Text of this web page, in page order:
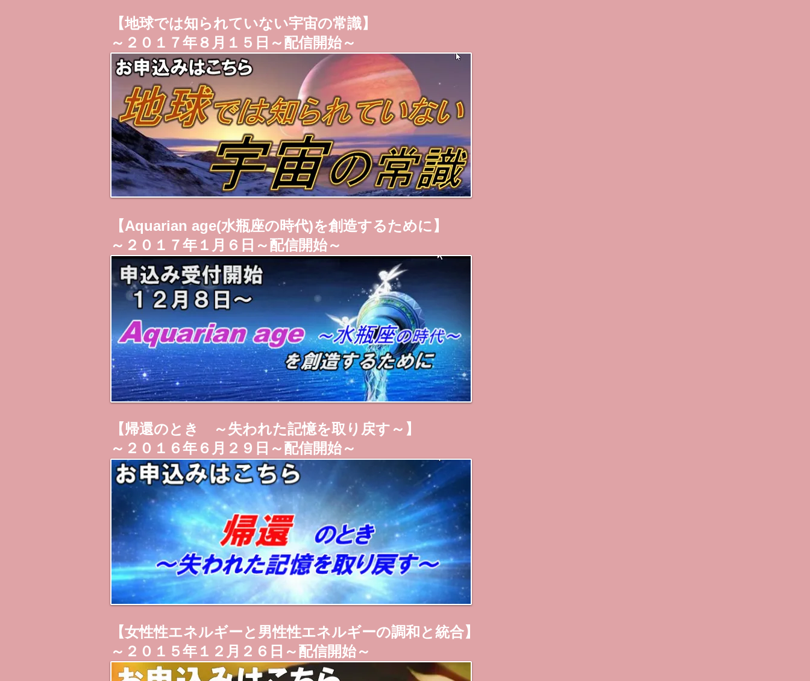
【地球では知られていない宇宙の常識】
～２０１７年８月１５日～配信開始～
【Aquarian age(水瓶座の時代)を創造するために】
～２０１７年１月６日～配信開始～
【帰還のとき ～失われた記憶を取り戻す～】
～２０１６年６月２９日～配信開始～
【女性性エネルギーと男性性エネルギーの調和と統合】
～２０１５年１２月２６日～配信開始～